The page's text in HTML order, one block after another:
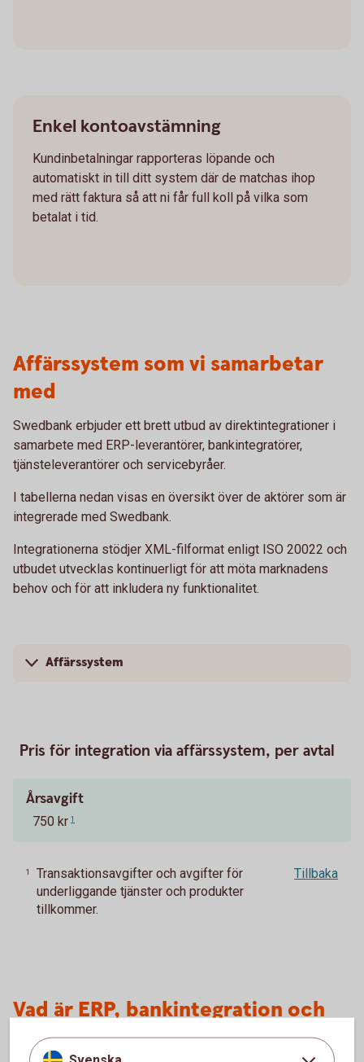
Enkel kontoavstämning
Kundinbetalningar rapporteras löpande och
automatiskt in till ditt system där de matchas ihop
med rätt faktura så att ni får full koll på vilka som
betalat i tid.
Affärssystem som vi samarbetar
med
Swedbank erbjuder ett brett utbud av direktintegrationer i
samarbete med ERP-leverantörer, bankintegratörer,
tjänsteleverantörer och servicebyråer.
I tabellerna nedan visas en översikt över de aktörer som är
integrerade med Swedbank.
Integrationerna stödjer XML-filformat enligt ISO 20022 och
utbudet utvecklas kontinuerligt för att möta marknadens
behov och för att inkludera ny funktionalitet.
Affärssystem
Pris för integration via affärssystem, per avtal
Årsavgift
750 kr 1
1
Transaktionsavgifter och avgifter för
underliggande tjänster och produkter
tillkommer.
Tillbaka
Vad är ERP, bankintegration och
ERP-integration?